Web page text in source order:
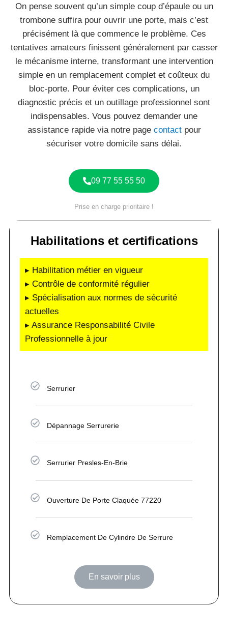
On pense souvent qu’un simple coup d’épaule ou un
trombone suffira pour ouvrir une porte, mais c’est
précisément là que commence le problème. Ces
tentatives amateurs finissent généralement par casser
le mécanisme interne, transformant une intervention
simple en un remplacement complet et coûteux du
bloc-porte. Pour éviter ces complications, un
diagnostic précis et un outillage professionnel sont
indispensables. Vous pouvez demander une
assistance rapide via notre page contactpour
sécuriser votre domicile sans délai.
09 77 55 55 50
Prise en charge prioritaire !
Habilitations et certifications
▸ Habilitation métier en vigueur
▸ Contrôle de conformité régulier
▸ Spécialisation aux normes de sécurité
actuelles
▸ Assurance Responsabilité Civile
Professionnelle à jour
Serrurier
Dépannage Serrurerie
Serrurier Presles-En-Brie
Ouverture De Porte Claquée 77220
Remplacement De Cylindre De Serrure
En savoir plus